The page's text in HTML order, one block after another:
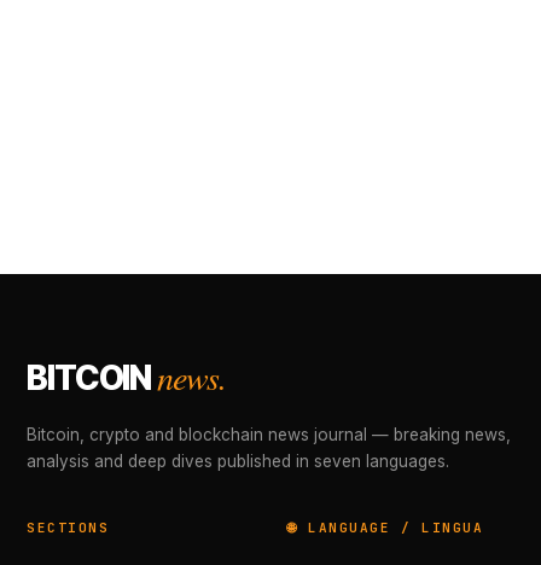
BITCOINnews.
Bitcoin, crypto and blockchain news journal — breaking news,
analysis and deep dives published in seven languages.
SECTIONS 🌐 LANGUAGE / LINGUA